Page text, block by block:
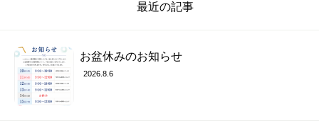
最近の記事
お盆休みのお知らせ
2026.8.6